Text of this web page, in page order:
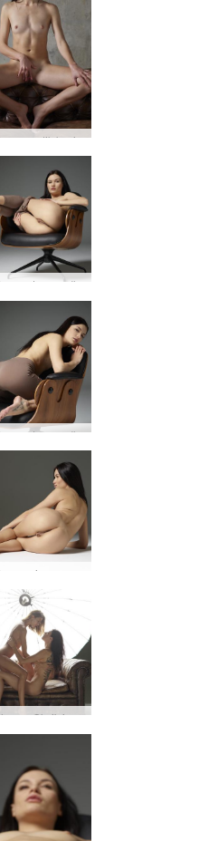
Grace erotik keşif #55
Grace oturuyor #34
Grace oturuyor #14
Alya ve Oksi'nin erotik fantezisi #8